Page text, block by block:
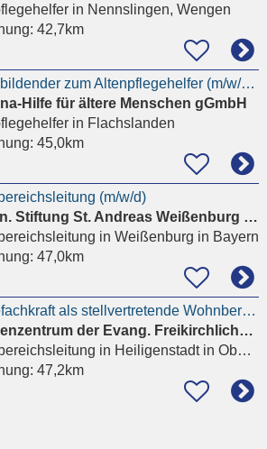
in Nennslingen, Wengen
42,7km
Auszubildender zum Altenpflegehelfer (m/w/d) für 2027
Hilfe für ältere Menschen gGmbH
in Flachslanden
45,0km
(m/w/d)
Diakon. Stiftung St. Andreas Weißenburg e. V.
in Weißenburg in Bayern
47,0km
Pflegefachkraft als stellvertretende Wohnbereichsleitung (m/w/d)
Familienzentrum der Evang. Freikirchlichen Gemeinden in Nordbayern e.V.
in Heiligenstadt in Oberfranken, Traindorf
47,2km